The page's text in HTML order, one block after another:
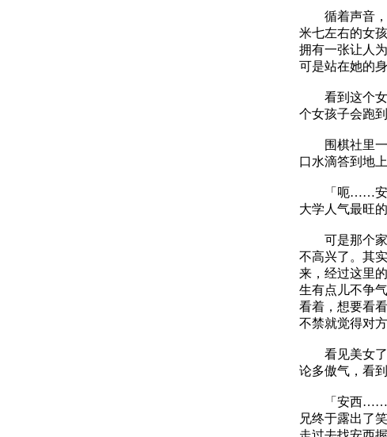
循着声音，
米七左右的女
拥有一张让人
可是站在她的
看到这个女
个女孩子会跑
围棋社里一
口水滴答到地
「呃……安西
大学人气最旺
可是那个家
不高兴了。其
来，经过这里
生有点儿不争
看着，想要看
不禁就觉得对
看见美女了
论多傲气，看
「安西……名
兄终于露出了